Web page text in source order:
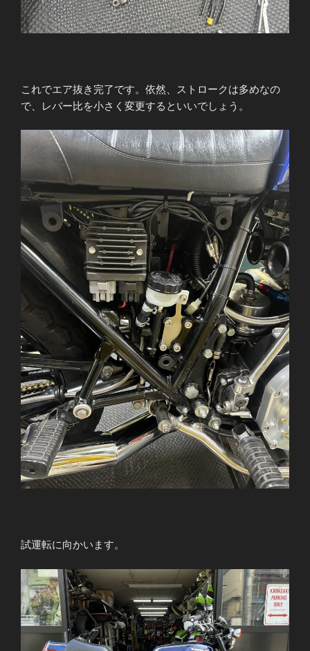
これでエア抜き完了です。依然、ストロークは多めなの
で、レバー比を小さく変更するといいでしょう。
試運転に向かいます。